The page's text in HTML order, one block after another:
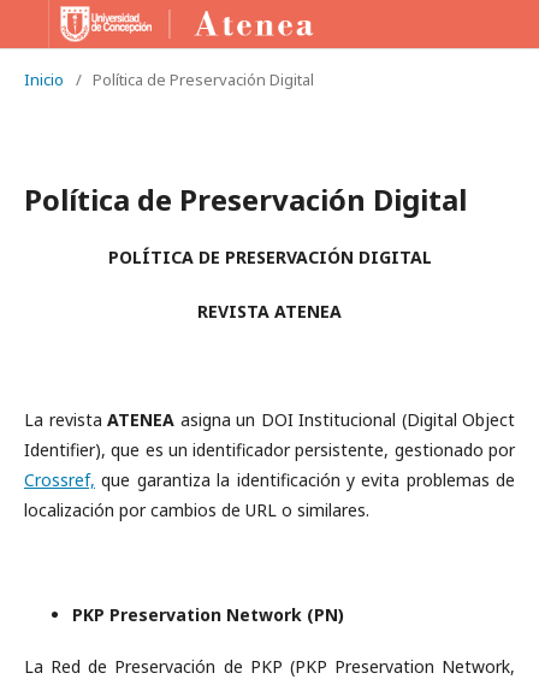
Inicio / Política de Preservación Digital
Política de Preservación Digital
POLÍTICA DE PRESERVACIÓN DIGITAL
REVISTA ATENEA
La revista ATENEA asigna un DOI Institucional (Digital Object
Identifier), que es un identificador persistente, gestionado por
Crossref, que garantiza la identificación y evita problemas de
localización por cambios de URL o similares.
PKP Preservation Network (PN)
La Red de Preservación de PKP (PKP Preservation Network,